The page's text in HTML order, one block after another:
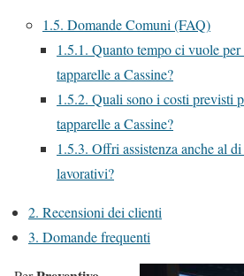
1.5. Domande Comuni (FAQ)
1.5.1. Quanto tempo ci vuole
tapparelle a Cassine?
1.5.2. Quali sono i costi previsti
tapparelle a Cassine?
1.5.3. Offri assistenza anche al
lavorativi?
2. Recensioni dei clienti
3. Domande frequenti